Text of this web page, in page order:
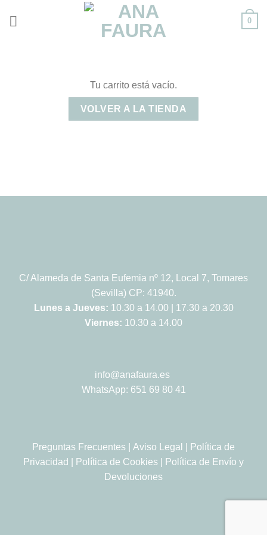
0
Tu carrito está vacío.
VOLVER A LA TIENDA
C/ Alameda de Santa Eufemia nº 12, Local 7, Tomares
(Sevilla) CP: 41940.
Lunes a Jueves: 10.30 a 14.00 | 17.30 a 20.30
Viernes: 10.30 a 14.00
info@anafaura.es
WhatsApp: 651 69 80 41
Preguntas Frecuentes Aviso Legal
Política de
Privacidad
Política de Cookies
Política de Envío y
Devoluciones